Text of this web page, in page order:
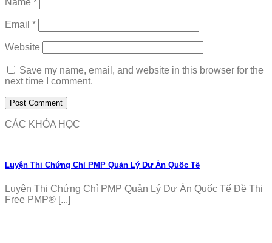
Name *
Email *
Website
Save my name, email, and website in this browser for the
next time I comment.
CÁC KHÓA HỌC
Luyện Thi Chứng Chỉ PMP Quản Lý Dự Án Quốc Tế
Luyện Thi Chứng Chỉ PMP Quản Lý Dự Án Quốc Tế Đề Thi
Free PMP® [...]